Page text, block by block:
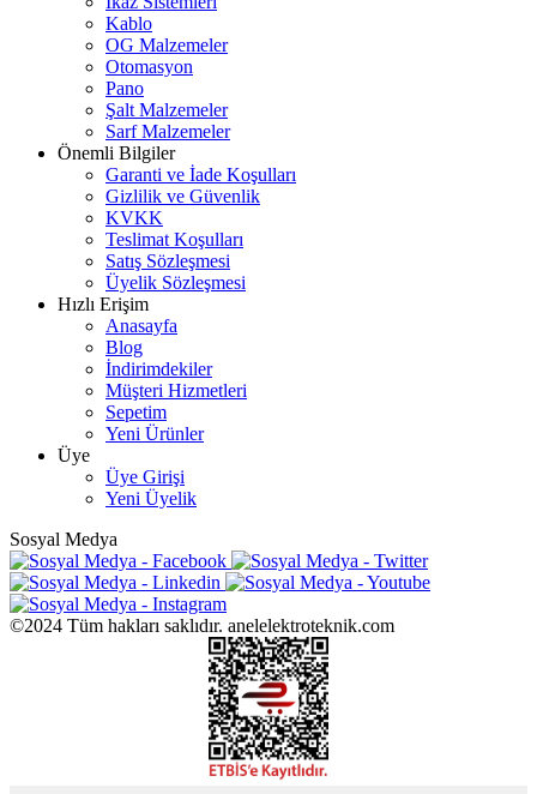
Kablo
OG Malzemeler
Otomasyon
Pano
Şalt Malzemeler
Sarf Malzemeler
Önemli Bilgiler
Garanti ve İade Koşulları
Gizlilik ve Güvenlik
KVKK
Teslimat Koşulları
Satış Sözleşmesi
Üyelik Sözleşmesi
Hızlı Erişim
Anasayfa
Blog
İndirimdekiler
Müşteri Hizmetleri
Sepetim
Yeni Ürünler
Üye
Üye Girişi
Yeni Üyelik
Sosyal Medya
©2024 Tüm hakları saklıdır. anelelektroteknik.com